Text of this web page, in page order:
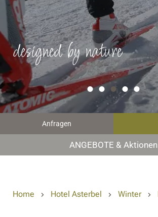
designed by nature
Anfragen
ANGEBOTE & Aktionen
Home Hotel Asterbel Winter